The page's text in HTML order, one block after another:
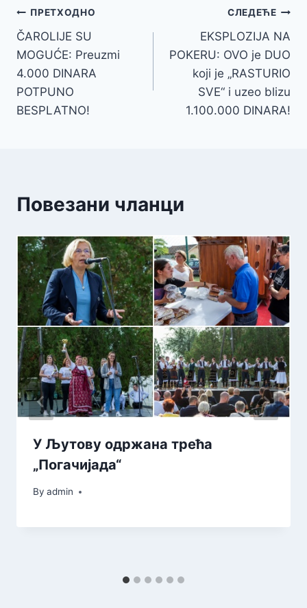
Кретање
чланка
ПРЕТХОДНО
ČAROLIJE SU
MOGUĆE: Preuzmi
4.000 DINARA
POTPUNO
BESPLATNO!
СЛЕДЕЋЕ
EKSPLOZIJA NA
POKERU: OVO je DUO
koji je „RASTURIO
SVE“ i uzeo blizu
1.100.000 DINARA!
Повезани чланци
У Љутову одржана трећа
„Погачијада“
By admin